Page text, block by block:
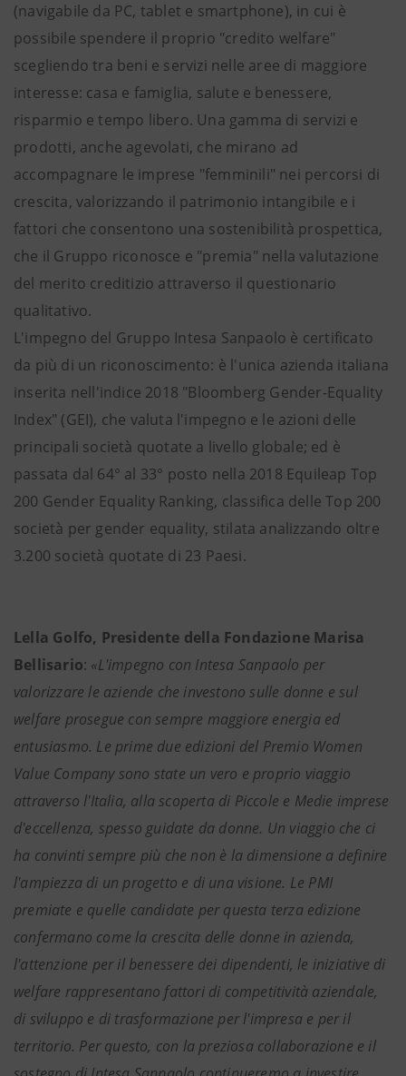
(navigabile da PC, tablet e smartphone), in cui è
possibile spendere il proprio "credito welfare"
scegliendo tra beni e servizi nelle aree di maggiore
interesse: casa e famiglia, salute e benessere,
risparmio e tempo libero. Una gamma di servizi e
prodotti, anche agevolati, che mirano ad
accompagnare le imprese "femminili" nei percorsi di
crescita, valorizzando il patrimonio intangibile e i
fattori che consentono una sostenibilità prospettica,
che il Gruppo riconosce e "premia" nella valutazione
del merito creditizio attraverso il questionario
qualitativo.
L'impegno del Gruppo Intesa Sanpaolo è certificato
da più di un riconoscimento: è l'unica azienda italiana
inserita nell'indice 2018 "Bloomberg Gender-Equality
Index" (GEI), che valuta l'impegno e le azioni delle
principali società quotate a livello globale; ed è
passata dal 64° al 33° posto nella 2018 Equileap Top
200 Gender Equality Ranking, classifica delle Top 200
società per gender equality, stilata analizzando oltre
3.200 società quotate di 23 Paesi.
Lella Golfo, Presidente della Fondazione Marisa
Bellisario: «L'impegno con Intesa Sanpaolo per
valorizzare le aziende che investono sulle donne e sul
welfare prosegue con sempre maggiore energia ed
entusiasmo. Le prime due edizioni del Premio Women
Value Company sono state un vero e proprio viaggio
attraverso l'Italia, alla scoperta di Piccole e Medie imprese
d'eccellenza, spesso guidate da donne. Un viaggio che ci
ha convinti sempre più che non è la dimensione a definire
l'ampiezza di un progetto e di una visione. Le PMI
premiate e quelle candidate per questa terza edizione
confermano come la crescita delle donne in azienda,
l'attenzione per il benessere dei dipendenti, le iniziative di
welfare rappresentano fattori di competitività aziendale,
di sviluppo e di trasformazione per l'impresa e per il
territorio. Per questo, con la preziosa collaborazione e il